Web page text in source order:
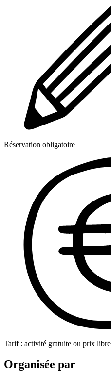
Réservation obligatoire
Tarif : activité gratuite ou prix libre
Organisée par